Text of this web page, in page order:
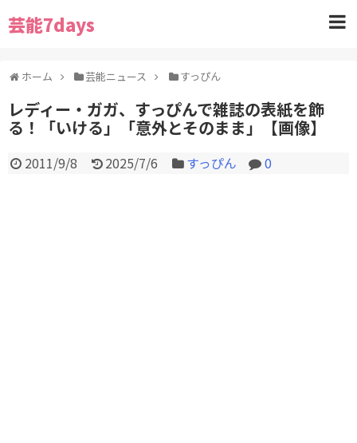
芸能7days
ホーム 芸能ニュース すっぴん
レディー・ガガ、すっぴんで雑誌の表紙を飾
る！「いける」「意外とそのまま」【画像】
2011/9/8 2025/7/6 すっぴん 0